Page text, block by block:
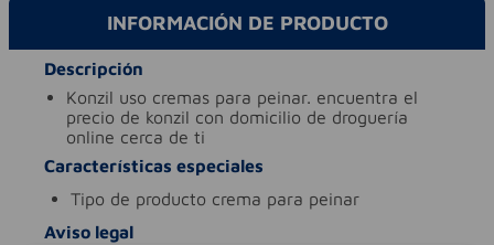
INFORMACIÓN DE PRODUCTO
Descripción
konzil uso cremas para peinar. encuentra el
precio de konzil con domicilio de droguería
online cerca de ti
Características especiales
tipo de producto crema para peinar
Aviso legal